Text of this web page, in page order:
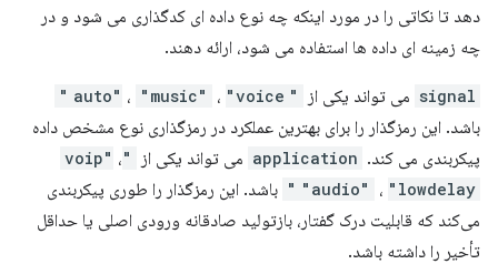
دهد تا نکاتی را در مورد اینکه چه نوع داده ای کدگذاری می شود و در
چه زمینه ای داده ها استفاده می شود، ارائه دهند.
signal می تواند یکی از "auto" ، "music" ، "voice"
باشد. این رمزگذار را برای بهترین عملکرد در رمزگذاری نوع مشخص داده
پیکربندی می کند. application می تواند یکی از "voip"،
"audio" ، "lowdelay"
باشد. این رمزگذار را طوری پیکربندی
می‌کند که قابلیت درک گفتار، بازتولید صادقانه ورودی اصلی یا حداقل
تأخیر را داشته باشد.